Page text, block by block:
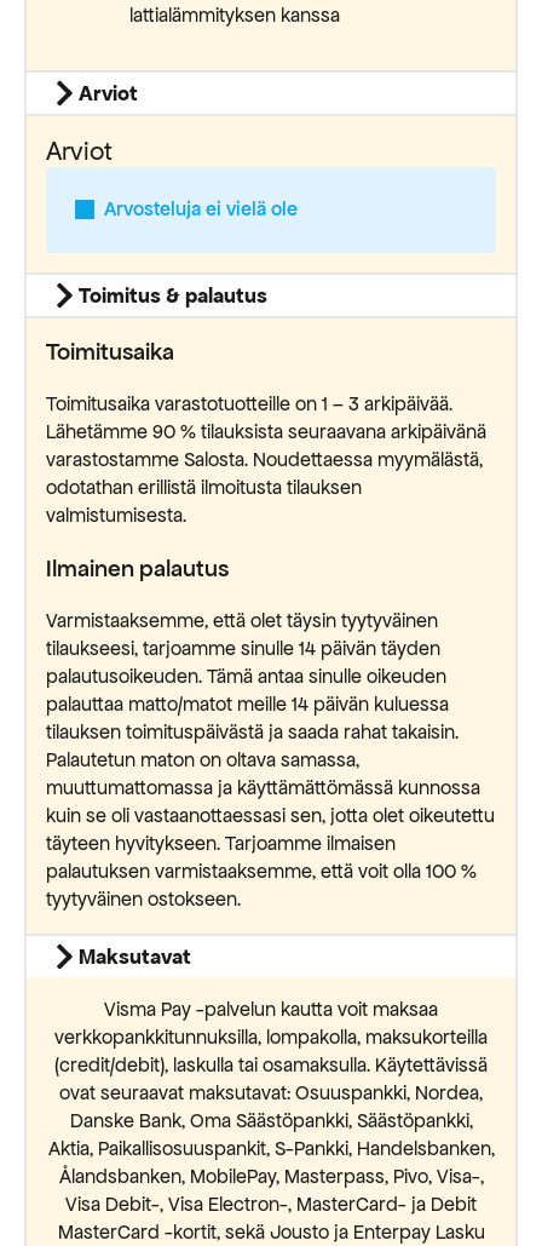
lattialämmityksen kanssa
Arviot
Arviot
Arvosteluja ei vielä ole
Toimitus & palautus
Toimitusaika
Toimitusaika varastotuotteille on 1 – 3 arkipäivää.
Lähetämme 90 % tilauksista seuraavana arkipäivänä
varastostamme Salosta. Noudettaessa myymälästä,
odotathan erillistä ilmoitusta tilauksen
valmistumisesta.
Ilmainen palautus
Varmistaaksemme, että olet täysin tyytyväinen
tilaukseesi, tarjoamme sinulle 14 päivän täyden
palautusoikeuden. Tämä antaa sinulle oikeuden
palauttaa matto/matot meille 14 päivän kuluessa
tilauksen toimituspäivästä ja saada rahat takaisin.
Palautetun maton on oltava samassa,
muuttumattomassa ja käyttämättömässä kunnossa
kuin se oli vastaanottaessasi sen, jotta olet oikeutettu
täyteen hyvitykseen. Tarjoamme ilmaisen
palautuksen varmistaaksemme, että voit olla 100 %
tyytyväinen ostokseen.
Maksutavat
Visma Pay -palvelun kautta voit maksaa
verkkopankkitunnuksilla, lompakolla, maksukorteilla
(credit/debit), laskulla tai osamaksulla. Käytettävissä
ovat seuraavat maksutavat: Osuuspankki, Nordea,
Danske Bank, Oma Säästöpankki, Säästöpankki,
Aktia, Paikallisosuuspankit, S-Pankki, Handelsbanken,
Ålandsbanken, MobilePay, Masterpass, Pivo, Visa-,
Visa Debit-, Visa Electron-, MasterCard- ja Debit
MasterCard -kortit, sekä Jousto ja Enterpay Lasku